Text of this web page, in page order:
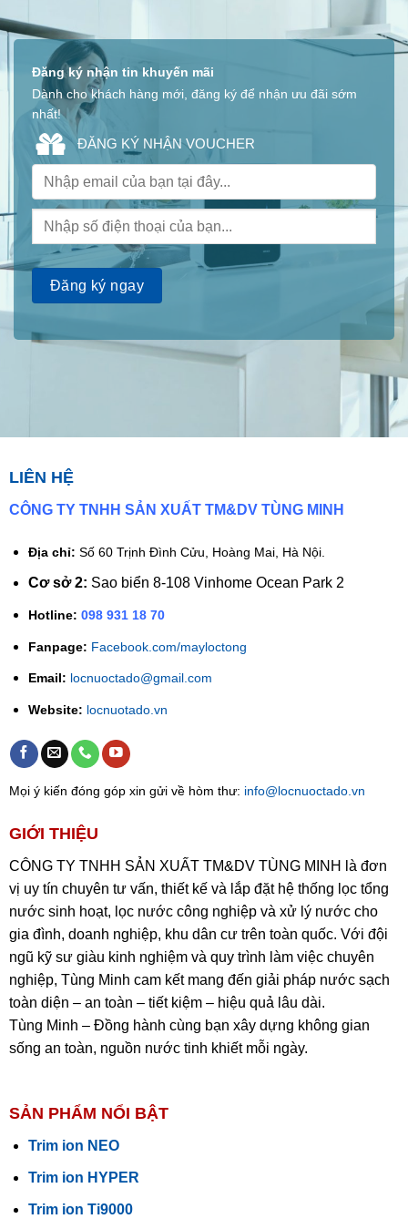
Đăng ký nhận tin khuyến mãi
Dành cho khách hàng mới, đăng ký để nhận ưu đãi sớm
nhất!
ĐĂNG KÝ NHẬN VOUCHER
LIÊN HỆ
CÔNG TY TNHH SẢN XUẤT TM&DV TÙNG MINH
Địa chỉ: Số 60 Trịnh Đình Cửu, Hoàng Mai, Hà Nội.
Cơ sở 2: Sao biển 8-108 Vinhome Ocean Park 2
Hotline: 098 931 18 70
Fanpage: Facebook.com/mayloctong
Email: locnuoctado@gmail.com
Website: locnuotado.vn
Mọi ý kiến đóng góp xin gửi về hòm thư: info@locnuoctado.vn
GIỚI THIỆU
CÔNG TY TNHH SẢN XUẤT TM&DV TÙNG MINH là đơn
vị uy tín chuyên tư vấn, thiết kế và lắp đặt hệ thống lọc tổng
nước sinh hoạt, lọc nước công nghiệp và xử lý nước cho
gia đình, doanh nghiệp, khu dân cư trên toàn quốc. Với đội
ngũ kỹ sư giàu kinh nghiệm và quy trình làm việc chuyên
nghiệp, Tùng Minh cam kết mang đến giải pháp nước sạch
toàn diện – an toàn – tiết kiệm – hiệu quả lâu dài.
Tùng Minh – Đồng hành cùng bạn xây dựng không gian
sống an toàn, nguồn nước tinh khiết mỗi ngày.
SẢN PHẨM NỔI BẬT
Trim ion NEO
Trim ion HYPER
Trim ion Ti9000